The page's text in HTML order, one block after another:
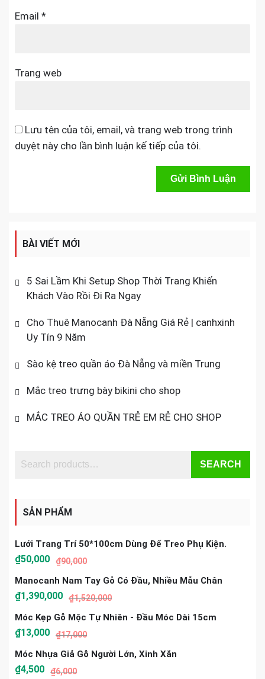
Email *
Trang web
Lưu tên của tôi, email, và trang web trong trình
duyệt này cho lần bình luận kế tiếp của tôi.
BÀI VIẾT MỚI
5 Sai Lầm Khi Setup Shop Thời Trang Khiến
Khách Vào Rồi Đi Ra Ngay
Cho Thuê Manocanh Đà Nẵng Giá Rẻ | canhxinh
Uy Tín 9 Năm
Sào kệ treo quần áo Đà Nẵng và miền Trung
Mắc treo trưng bày bikini cho shop
MẮC TREO ÁO QUẦN TRẺ EM RẺ CHO SHOP
SEARCH
SẢN PHẨM
Lưới Trang Trí 50*100cm Dùng Để Treo Phụ Kiện.
₫90,000
₫50,000
Manocanh Nam Tay Gỗ Có Đầu, Nhiều Mẫu Chân
₫1,520,000
₫1,390,000
Móc Kẹp Gỗ Mộc Tự Nhiên - Đầu Móc Dài 15cm
₫17,000
₫13,000
Móc Nhựa Giả Gỗ Người Lớn, Xinh Xắn
₫6,000
₫4,500